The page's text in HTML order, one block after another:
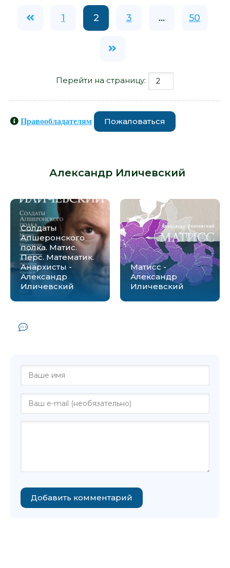
1 2 3 ... 50
Перейти на страницу:
Правообладателям Пожаловаться
Александр Иличевский
Солдаты
Апшеронского
полка. Матис.
Перс. Математик.
Анархисты -
Александр
Иличевский
Матисс -
Александр
Иличевский
Добавить комментарий